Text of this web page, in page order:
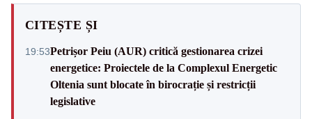
CITEȘTE ȘI
19:53Petrișor Peiu (AUR) critică gestionarea crizei
energetice: Proiectele de la Complexul Energetic
Oltenia sunt blocate în birocrație și restricții
legislative